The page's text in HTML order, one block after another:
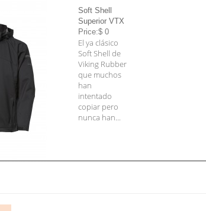
Soft Shell
Superior VTX
Price:$ 0
El ya clásico
Soft Shell de
Viking Rubber
que muchos
han
intentado
copiar pero
nunca han...